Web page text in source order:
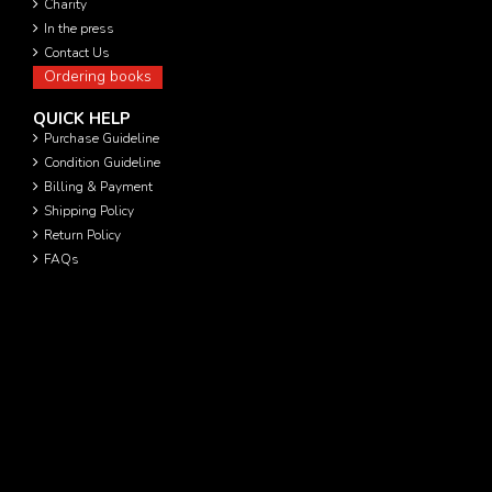
Charity
In the press
Contact Us
Ordering books
QUICK HELP
Purchase Guideline
Condition Guideline
Billing & Payment
Shipping Policy
Return Policy
FAQs